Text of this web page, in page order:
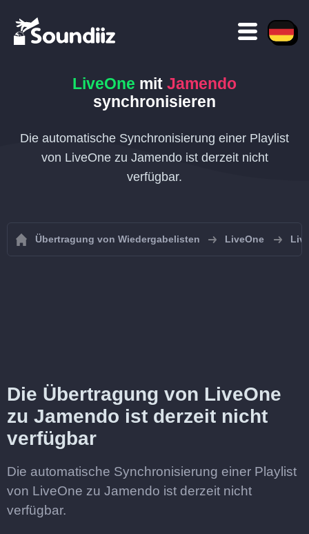
LiveOne mit Jamendo
synchronisieren
Die automatische Synchronisierung einer Playlist
von LiveOne zu Jamendo ist derzeit nicht
verfügbar.
Übertragung von Wiedergabelisten LiveOne
Die Übertragung von LiveOne
zu Jamendo ist derzeit nicht
verfügbar
Die automatische Synchronisierung einer Playlist
von LiveOne zu Jamendo ist derzeit nicht
verfügbar.